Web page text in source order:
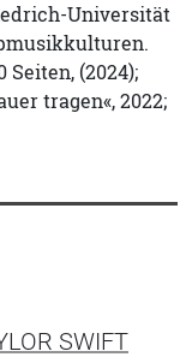
Universität
(2024);
tragen«, 2022;
SWIFT